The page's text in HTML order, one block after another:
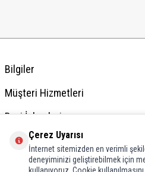
Bilgiler
Müşteri Hizmetleri
Bayi İşlemleri
Adres & İletişim
Çerez Uyarısı
İnternet sitemizden en verimli
deneyiminizi geliştirebilmek için